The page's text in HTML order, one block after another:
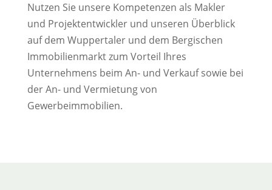
Nutzen Sie unsere Kompetenzen als Makler
und Projektentwickler und unseren Überblick
auf dem Wuppertaler und dem Bergischen
Immobilienmarkt zum Vorteil Ihres
Unternehmens beim An- und Verkauf sowie bei
der An- und Vermietung von
Gewerbeimmobilien.